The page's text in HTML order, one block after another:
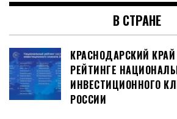
В СТРАНЕ
КРАСНОДАРСКИЙ
РЕЙТИНГЕ
ИНВЕСТИЦИОННОГО
РОССИИ